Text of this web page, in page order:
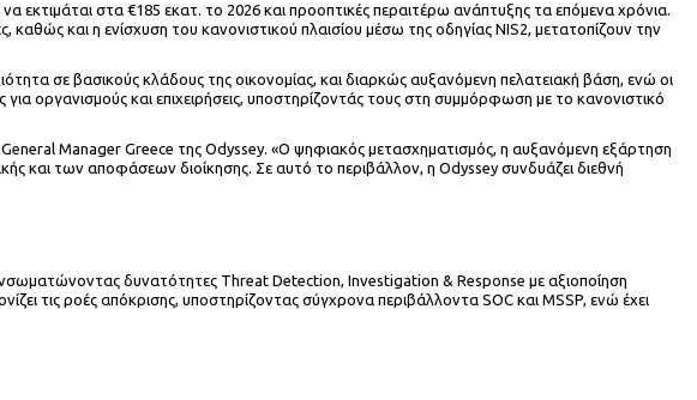
εκτιμάται στα €185 εκατ. το 2026 και προοπτικές περαιτέρω ανάπτυξης τα επόμενα χρόνια.
και η ενίσχυση του κανονιστικού πλαισίου μέσω της οδηγίας NIS2, μετατοπίζουν την
σε βασικούς κλάδους της οικονομίας, και διαρκώς αυξανόμενη πελατειακή βάση, ενώ οι
οργανισμούς και επιχειρήσεις, υποστηρίζοντάς τους στη συμμόρφωση με το κανονιστικό
Manager Greece της Odyssey. «Ο ψηφιακός μετασχηματισμός, η αυξανόμενη εξάρτηση
και των αποφάσεων διοίκησης. Σε αυτό το περιβάλλον, η Odyssey συνδυάζει διεθνή
δυνατότητες Threat Detection, Investigation & Response με αξιοποίηση
τις ροές απόκρισης, υποστηρίζοντας σύγχρονα περιβάλλοντα SOC και MSSP, ενώ έχει